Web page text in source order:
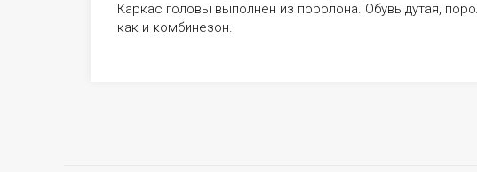
Каркас головы выполнен из поролона. Обувь дутая,
как и комбинезон.